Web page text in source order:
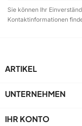
Sie können Ihr
Kontaktinformationen
ARTIKEL
UNTERNEHMEN
IHR KONTO